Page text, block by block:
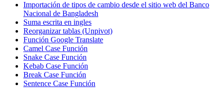
Importación de tipos de cambio desde el sitio web del Banco
Nacional de Bangladesh
Suma escrita en ingles
Reorganizar tablas (Unpivot)
Función Google Translate
Camel Case Función
Snake Case Función
Kebab Case Función
Break Case Función
Sentence Case Función